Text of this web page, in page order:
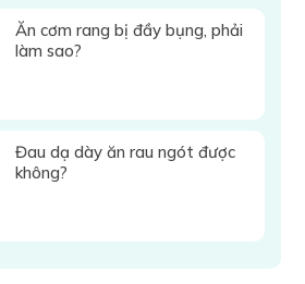
Ăn cơm rang bị đầy bụng, phải
làm sao?
Đau dạ dày ăn rau ngót được
không?